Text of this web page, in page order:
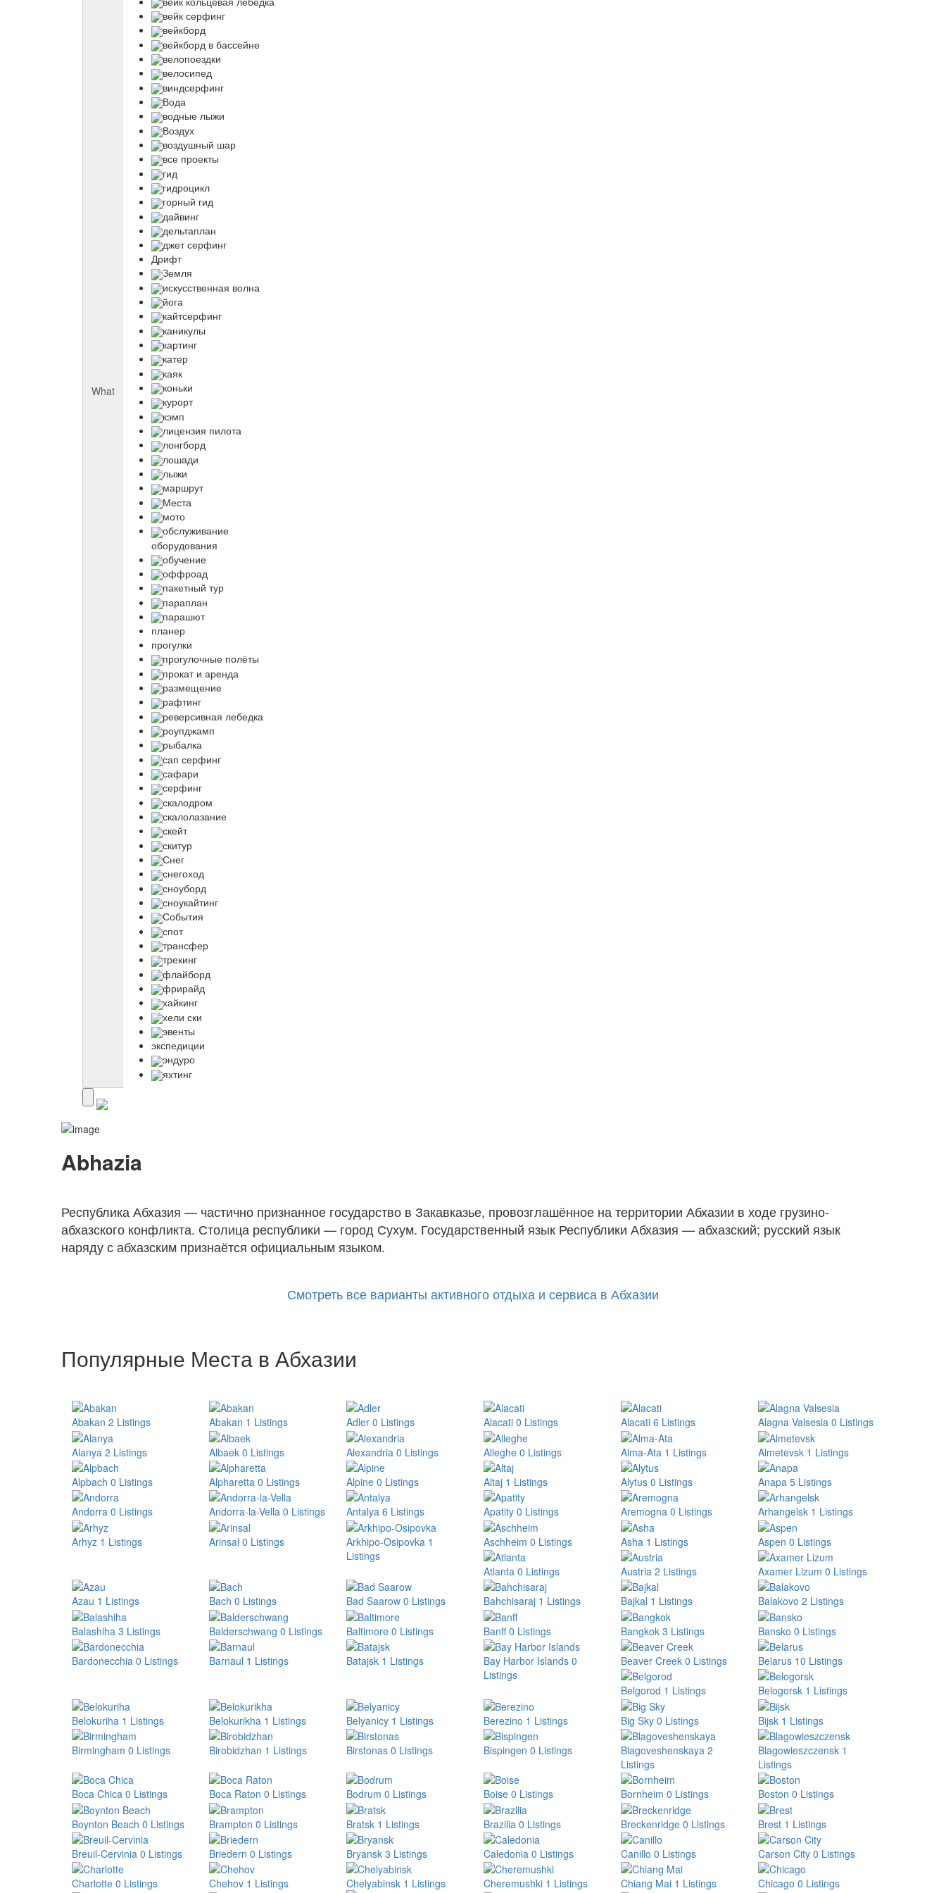
What
вейк серфинг
вейкборд
вейкборд в бассейне
велопоездки
велосипед
виндсерфинг
Вода
водные лыжи
Воздух
воздушный шар
все проекты
гид
гидроцикл
горный гид
дайвинг
дельтаплан
джет серфинг
Дрифт
Земля
искусственная волна
йога
кайтсерфинг
каникулы
картинг
катер
каяк
коньки
курорт
кэмп
лицензия пилота
лонгборд
лошади
лыжи
маршрут
Места
мото
обслуживание
оборудования
обучение
оффроад
пакетный тур
параплан
парашют
планер
прогулки
прогулочные полёты
прокат и аренда
размещение
рафтинг
реверсивная лебедка
роупджамп
рыбалка
сап серфинг
сафари
серфинг
скалодром
скалолазание
скейт
скитур
Снег
снегоход
сноуборд
сноукайтинг
События
спот
трансфер
трекинг
флайборд
фрирайд
хайкинг
хели ски
эвенты
экспедиции
эндуро
яхтинг
Abhazia
Республика Абхазия — частично признанное государство в Закавказье, провозглашённое на территории Абхазии в ходе грузино-
абхазского конфликта. Столица республики — город Сухум. Государственный язык Республики Абхазия — абхазский; русский язык
наряду с абхазским признаётся официальным языком.
Смотреть все варианты активного отдыха и сервиса в Абхазии
Популярные Места в Абхазии
Abakan 2 Listings Abakan 1 Listings Adler 0 Listings Alacati 0 Listings Alacati 6 Listings Alagna Valsesia 0 Listings
Alanya 2 Listings Albaek 0 Listings Alexandria 0 Listings Alleghe 0 Listings Alma-Ata 1 Listings Almetevsk 1 Listings
Alpbach 0 Listings Alpharetta 0 Listings Alpine 0 Listings Altaj 1 Listings Alytus 0 Listings Anapa 5 Listings
Andorra 0 Listings Andorra-la-Vella 0 Listings Antalya 6 Listings Apatity 0 Listings Aremogna 0 Listings Arhangelsk 1 Listings
Arhyz 1 Listings Arinsal 0 Listings Arkhipo-Osipovka 1
Listings
Aschheim 0 Listings Asha 1 Listings Aspen 0 Listings
Atlanta 0 Listings Austria 2 Listings Axamer Lizum 0 Listings
Azau 1 Listings Bach 0 Listings Bad Saarow 0 Listings Bahchisaraj 1 Listings Bajkal 1 Listings Balakovo 2 Listings
Balashiha 3 Listings Balderschwang 0 Listings Baltimore 0 Listings Banff 0 Listings Bangkok 3 Listings Bansko 0 Listings
Bardonecchia 0 Listings Barnaul 1 Listings Batajsk 1 Listings Bay Harbor Islands 0
Listings
Beaver Creek 0 Listings Belarus 10 Listings
Belgorod 1 Listings Belogorsk 1 Listings
Belokuriha 1 Listings Belokurikha 1 Listings Belyanicy 1 Listings Berezino 1 Listings Big Sky 0 Listings Bijsk 1 Listings
Birmingham 0 Listings Birobidzhan 1 Listings Birstonas 0 Listings Bispingen 0 Listings Blagoveshenskaya 2
Listings
Blagowieszczensk 1
Listings
Boca Chica 0 Listings Boca Raton 0 Listings Bodrum 0 Listings Boise 0 Listings Bornheim 0 Listings Boston 0 Listings
Boynton Beach 0 Listings Brampton 0 Listings Bratsk 1 Listings Brazilia 0 Listings Breckenridge 0 Listings Brest 1 Listings
Breuil-Cervinia 0 Listings Briedern 0 Listings Bryansk 3 Listings Caledonia 0 Listings Canillo 0 Listings Carson City 0 Listings
Charlotte 0 Listings Chehov 1 Listings Chelyabinsk 1 Listings Cheremushki 1 Listings Chiang Mai 1 Listings Chicago 0 Listings